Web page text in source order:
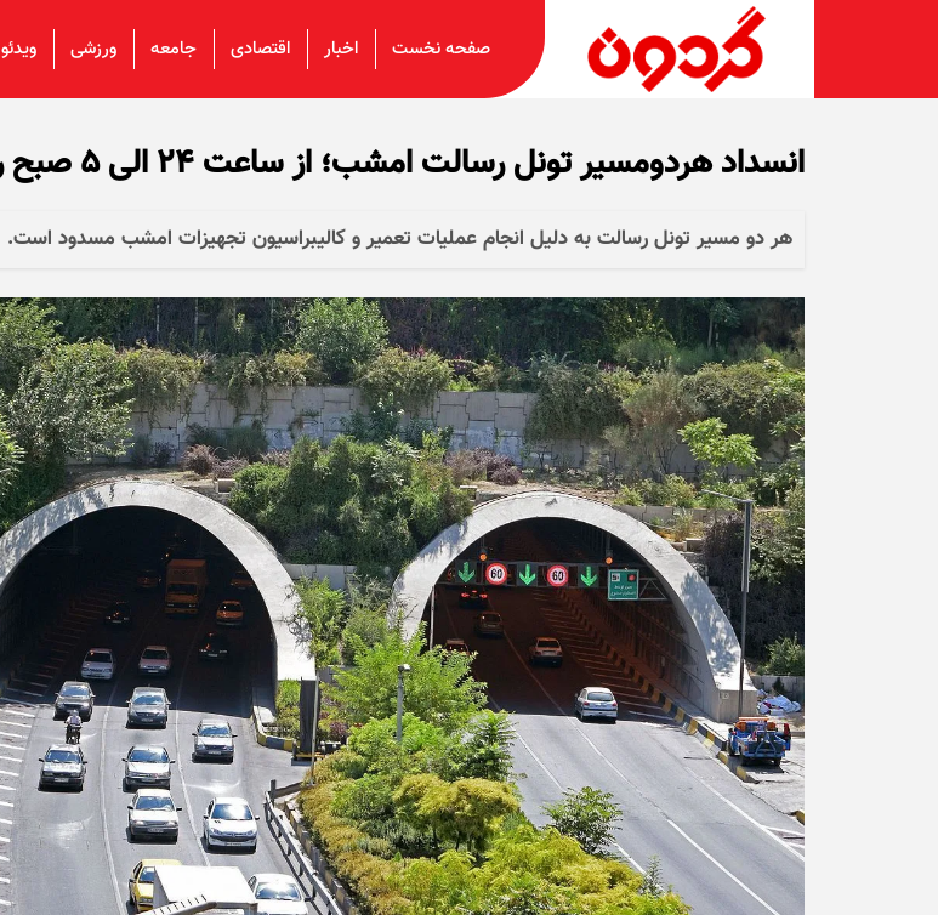
صفحه نخست اخبار اقتصادی جامعه ورزشی ویدئو
انسداد هردو‌مسیر تونل رسالت امشب؛ از ساعت ۲۴ الی ۵ صبح روز
هر دو مسیر تونل رسالت به دلیل انجام عملیات تعمیر و کالیبراسیون تجهیزات امشب مسدود است.